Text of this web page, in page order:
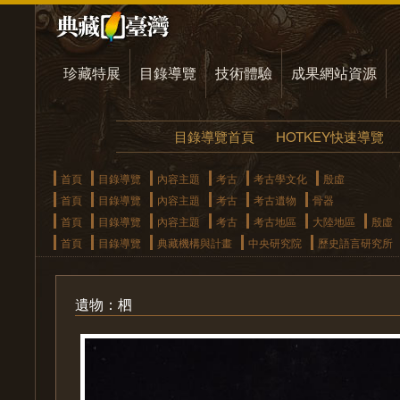
珍藏特展 目錄導覽 技術體驗 成果網站資源
目錄導覽首頁 HOTKEY快速導覽
首頁 目錄導覽 內容主題 考古 考古學文化
殷虛
首頁
目錄導覽 內容主題 考古 考古遺物
骨器
首頁
目錄導覽 內容主題 考古 考古地區 大陸地區
殷虛
首頁
目錄導覽 典藏機構與計畫 中央研究院 歷史語言研究所
遺物：柶